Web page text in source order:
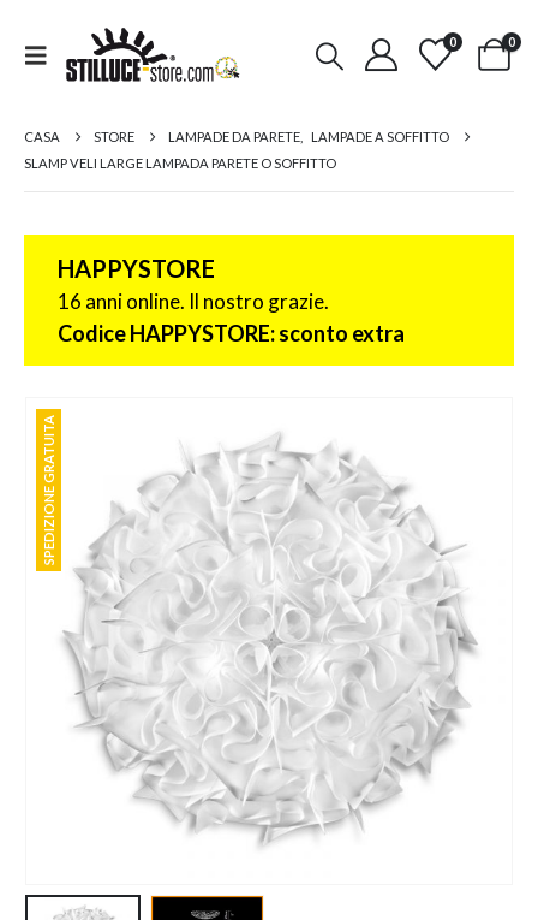
0 0
CASA STORE LAMPADE DA PARETE
LAMPADE A SOFFITTO
SLAMP VELI LARGE LAMPADA PARETE O SOFFITTO
HAPPYSTORE
16 anni online. Il nostro grazie.
Codice HAPPYSTORE: sconto extra
SPEDIZIONE GRATUITA
SPEDIZIONE GRATUITA